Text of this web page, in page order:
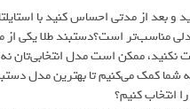
و بعد از مدتی احساس کنید با
مناسب‌تر است؟دستبند طلا یکی
نکنید، ممکن است مدل انتخابی‌تان
شما کمک می‌کنیم تا بهترین مدل
انتخاب کنیم؟